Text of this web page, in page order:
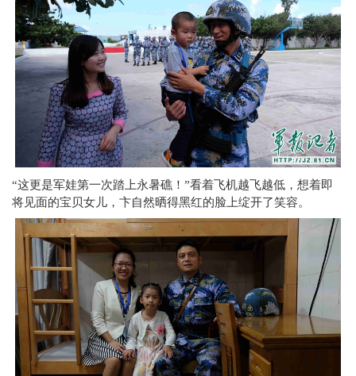
“这更是军娃第一次踏上永暑礁！”看着飞机越飞越低，想着即
将见面的宝贝女儿，卞自然晒得黑红的脸上绽开了笑容。